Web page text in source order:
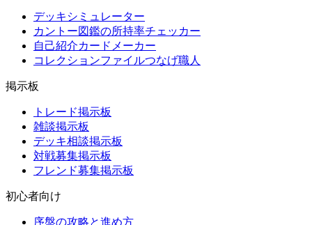
デッキシミュレーター
カントー図鑑の所持率チェッカー
自己紹介カードメーカー
コレクションファイルつなげ職人
掲示板
トレード掲示板
雑談掲示板
デッキ相談掲示板
対戦募集掲示板
フレンド募集掲示板
初心者向け
序盤の攻略と進め方